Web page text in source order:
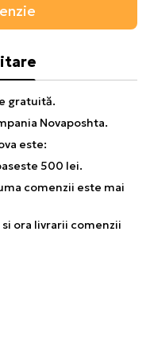
gratuită.
Novaposhta.
este:
500 lei.
comenzii este mai
ora livrarii comenzii